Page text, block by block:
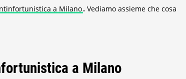
a Milano. Vediamo assieme che cosa
a Milano